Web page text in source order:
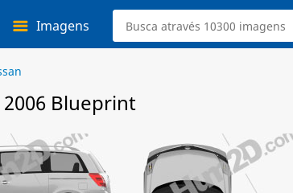
Imagens
Blueprint